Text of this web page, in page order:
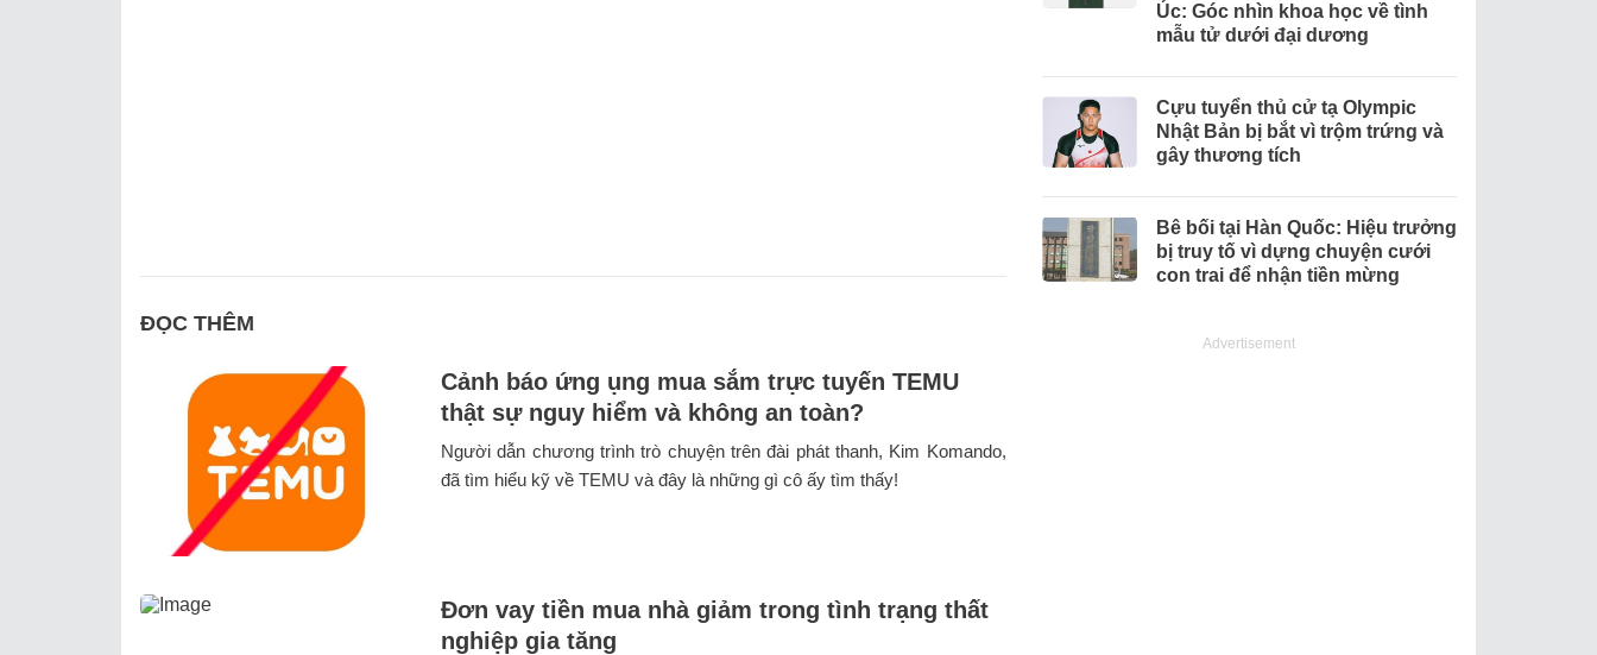
ĐỌC THÊM
Cảnh báo ứng ụng mua sắm trực tuyến TEMU
thật sự nguy hiểm và không an toàn?
Người dẫn chương trình trò chuyện trên đài phát thanh, Kim Komando,
đã tìm hiểu kỹ về TEMU và đây là những gì cô ấy tìm thấy!
Đơn vay tiền mua nhà giảm trong tình trạng thất
nghiệp gia tăng
Úc: Góc nhìn khoa học về tình
mẫu tử dưới đại dương
Cựu tuyển thủ cử tạ Olympic
Nhật Bản bị bắt vì trộm trứng và
gây thương tích
Bê bối tại Hàn Quốc: Hiệu trưởng
bị truy tố vì dựng chuyện cưới
con trai để nhận tiền mừng
Advertisement